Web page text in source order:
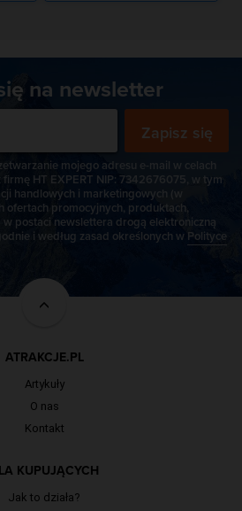
na newsletter
Zapisz się
mojego adresu e-mail w celach
HT EXPERT NIP: 7342676075, w tym
handlowych i marketingowych (w
ofertach promocyjnych, produktach,
w postaci newslettera drogą elektroniczną
i według zasad określonych w Polityce
ATRAKCJE.PL
Artykuły
O nas
Kontakt
KUPUJĄCYCH
Jak to działa?